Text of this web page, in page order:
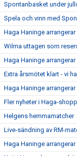
Spontanbasket under
Spela och vinn med
Haga Haninge arrangerar
Wilma uttagen som
Haga Haninge arrangerar
Extra årsmötet klart - vi
Haga Haninge arrangerar
Fler nyheter i Haga-
Helgens hemmamatcher
Live-sändning av RM-
Haga Haninge